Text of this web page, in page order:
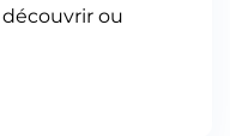
ou